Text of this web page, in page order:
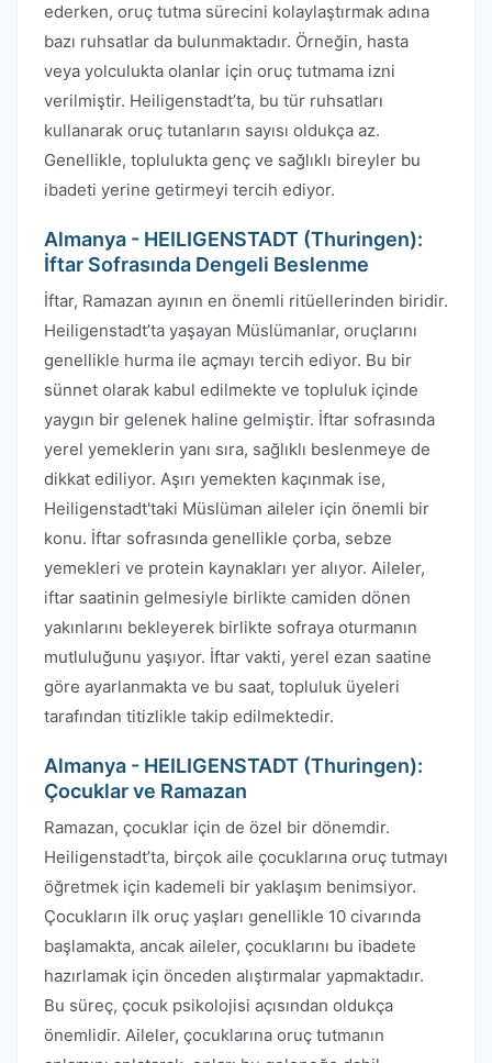
ederken, oruç tutma sürecini kolaylaştırmak adına
bazı ruhsatlar da bulunmaktadır. Örneğin, hasta
veya yolculukta olanlar için oruç tutmama izni
verilmiştir. Heiligenstadt’ta, bu tür ruhsatları
kullanarak oruç tutanların sayısı oldukça az.
Genellikle, toplulukta genç ve sağlıklı bireyler bu
ibadeti yerine getirmeyi tercih ediyor.
Almanya - HEILIGENSTADT (Thuringen):
İftar Sofrasında Dengeli Beslenme
İftar, Ramazan ayının en önemli ritüellerinden biridir.
Heiligenstadt’ta yaşayan Müslümanlar, oruçlarını
genellikle hurma ile açmayı tercih ediyor. Bu bir
sünnet olarak kabul edilmekte ve topluluk içinde
yaygın bir gelenek haline gelmiştir. İftar sofrasında
yerel yemeklerin yanı sıra, sağlıklı beslenmeye de
dikkat ediliyor. Aşırı yemekten kaçınmak ise,
Heiligenstadt'taki Müslüman aileler için önemli bir
konu. İftar sofrasında genellikle çorba, sebze
yemekleri ve protein kaynakları yer alıyor. Aileler,
iftar saatinin gelmesiyle birlikte camiden dönen
yakınlarını bekleyerek birlikte sofraya oturmanın
mutluluğunu yaşıyor. İftar vakti, yerel ezan saatine
göre ayarlanmakta ve bu saat, topluluk üyeleri
tarafından titizlikle takip edilmektedir.
Almanya - HEILIGENSTADT (Thuringen):
Çocuklar ve Ramazan
Ramazan, çocuklar için de özel bir dönemdir.
Heiligenstadt’ta, birçok aile çocuklarına oruç tutmayı
öğretmek için kademeli bir yaklaşım benimsiyor.
Çocukların ilk oruç yaşları genellikle 10 civarında
başlamakta, ancak aileler, çocuklarını bu ibadete
hazırlamak için önceden alıştırmalar yapmaktadır.
Bu süreç, çocuk psikolojisi açısından oldukça
önemlidir. Aileler, çocuklarına oruç tutmanın